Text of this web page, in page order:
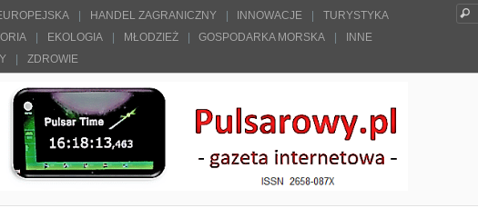
HANDEL ZAGRANICZNY INNOWACJE
TURYSTYKA
EKOLOGIA MŁODZIEŻ GOSPODARKA MORSKA
INNE
ZDROWIE